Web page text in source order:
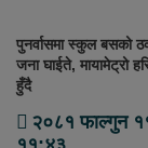
पुनर्वासमा स्कुल बसको
जना घाईते, मायामेट्रो
हुँदै
२०८१ फाल्गुन